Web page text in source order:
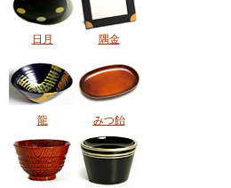
日月 隅金
龍 みつ飴